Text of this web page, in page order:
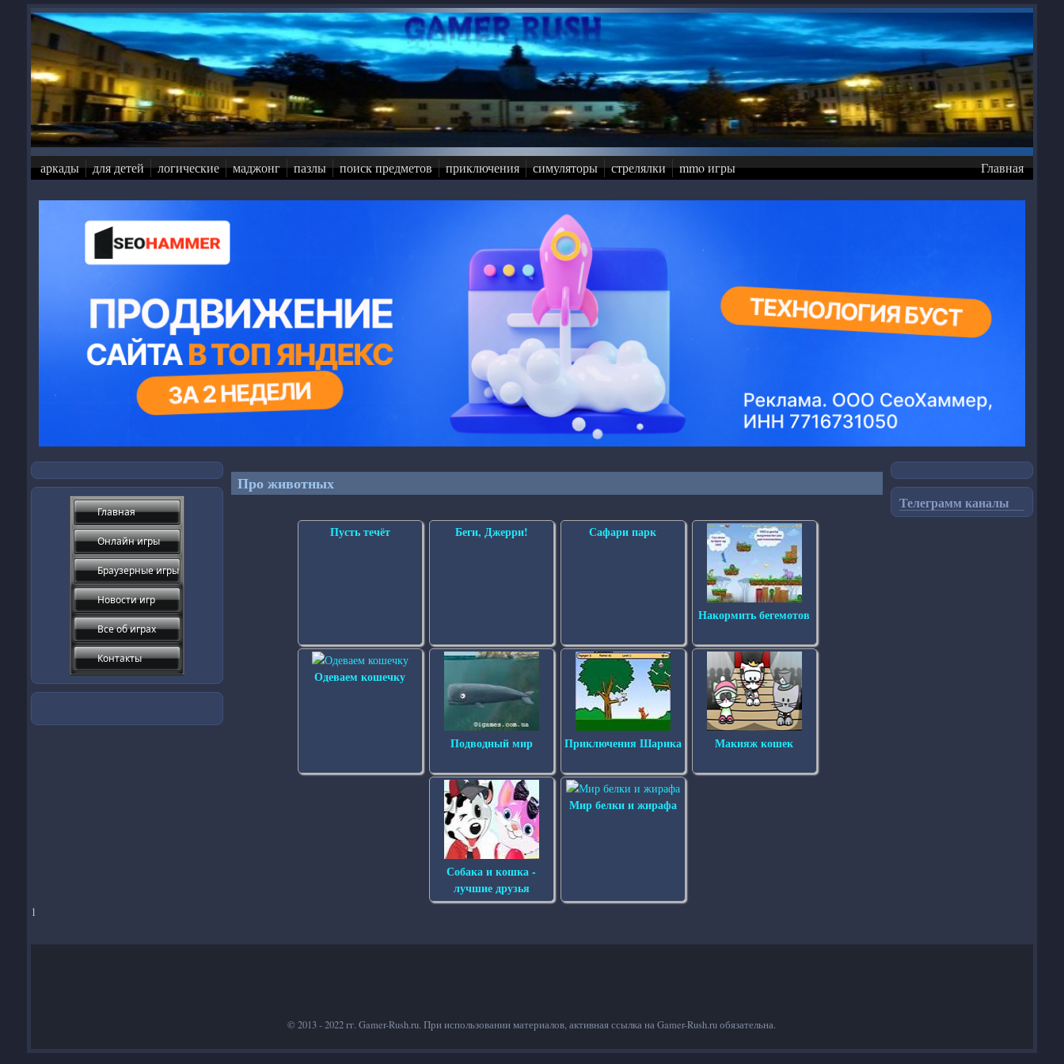
Перейти к основному содержанию
аркады для детей логические маджонг пазлы поиск предметов приключения симуляторы стрелялки mmo игры Главная
Про животных
Пусть течёт Беги, Джерри! Сафари парк
Накормить бегемотов
Одеваем кошечку
Подводный мир Приключения Шарика Макияж кошек
Собака и кошка -
лучшие друзья
Мир белки и жирафа
Главная
Онлайн игры
Браузерные игры
Новости игр
Все об играх
Контакты
Телеграмм каналы
1
© 2013 - 2022 гг. Gamer-Rush.ru. При использовании материалов, активная ссылка на Gamer-Rush.ru обязательна.